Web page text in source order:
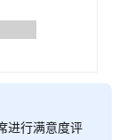
进行满意度评